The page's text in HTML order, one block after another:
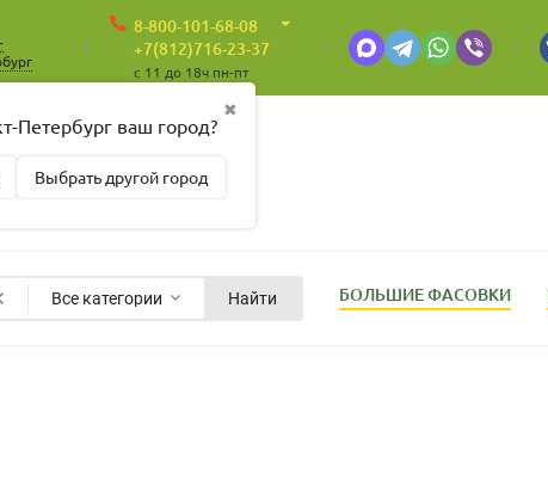
✖
Петербург ваш город?
Выбрать другой город
8-800-101-68-08
+7(812)716-23-37
c 11 до 18ч пн-пт
Пусто
Все категории Найти БОЛЬШИЕ ФАСОВКИ